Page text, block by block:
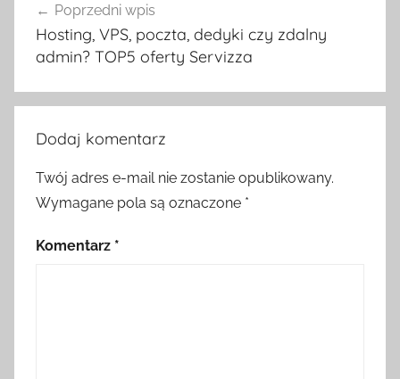
wpisu
Poprzedni wpis
Hosting, VPS, poczta, dedyki czy zdalny
admin? TOP5 oferty Servizza
Dodaj komentarz
Twój adres e-mail nie zostanie opublikowany.
Wymagane pola są oznaczone *
Komentarz *